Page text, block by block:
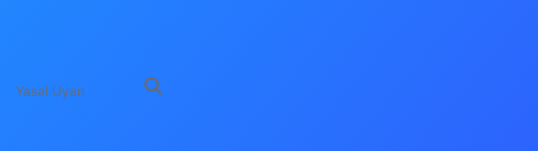
Yasal Uyarı